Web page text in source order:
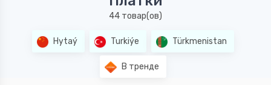
44 товар(ов)
Hytaý Turkiýe Türkmenistan
В тренде